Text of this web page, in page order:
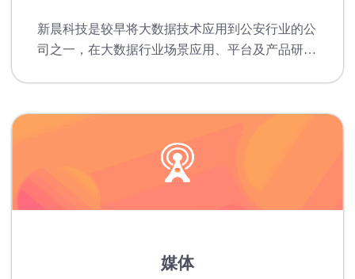
新晨科技是较早将大数据技术应用到公安行业的公
司之一，在大数据行业场景应用、平台及产品研
媒体